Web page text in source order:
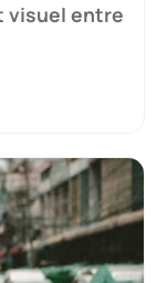
visuel entre